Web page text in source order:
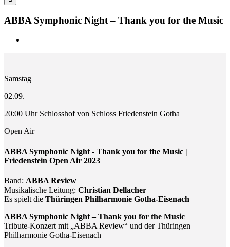
ABBA Symphonic Night – Thank you for the Music
Samstag
02.09.
20:00 Uhr Schlosshof von Schloss Friedenstein Gotha
Open Air
ABBA Symphonic Night - Thank you for the Music |
Friedenstein Open Air 2023
Band: ABBA Review
Musikalische Leitung:Christian Dellacher
Es spielt dieThüringen Philharmonie Gotha-Eisenach
ABBA Symphonic Night – Thank you for the Music
Tribute-Konzert mit „ABBA Review“ und der Thüringen
Philharmonie Gotha-Eisenach